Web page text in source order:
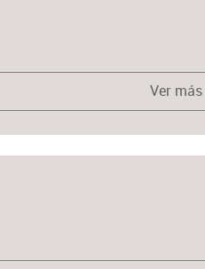
Ver más